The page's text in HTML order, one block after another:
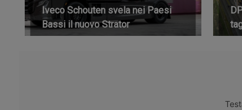
Iveco Schouten svela nei Paesi
Bassi il nuovo Strator